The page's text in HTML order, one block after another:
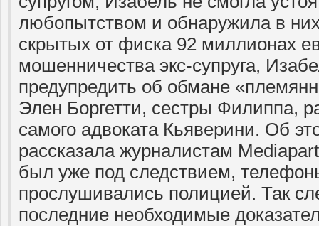
любопытством и обнаружила в
скрытых от фиска 92 миллионах
мошенничества экс-супруга,
предупредить об обмане
Элен Боргетти, сестры Филиппа,
самого адвоката Кьяверини. Об
рассказала журналистам
был уже под следствием,
прослушивались полицией. Так
последние необходимые